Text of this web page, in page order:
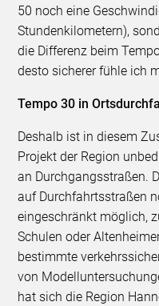
50 noch eine
Stundenkilometern),
die Differenz beim
desto sicherer fühle ich
Tempo 30 in
Deshalb ist in diesem
Projekt der Region
an Durchgangsstraßen.
auf Durchfahrtsstraßen
eingeschränkt möglich,
Schulen oder
bestimmte
von
hat sich die Region